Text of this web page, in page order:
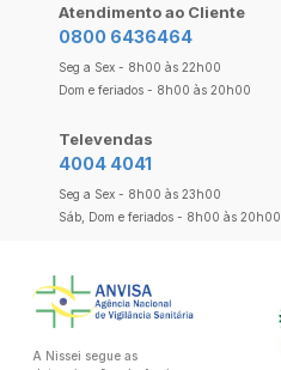
Atendimento ao Cliente
0800 6436464
Seg a Sex - 8h00 às 22h00
Dom e feriados - 8h00 às 20h00
Televendas
4004 4041
Seg a Sex - 8h00 às 23h00
Sáb, Dom e feriados - 8h00 às 20h00
A Nissei segue as